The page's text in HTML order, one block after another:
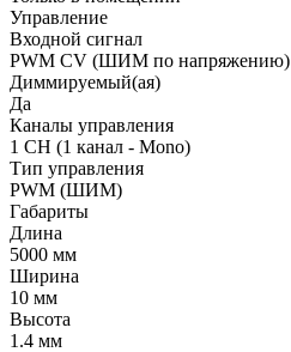
Управление
Входной сигнал
PWM СV (ШИМ по напряжению)
Диммируемый(ая)
Да
Каналы управления
1 CH (1 канал - Mono)
Тип управления
PWM (ШИМ)
Габариты
Длина
5000 мм
Ширина
10 мм
Высота
1.4 мм